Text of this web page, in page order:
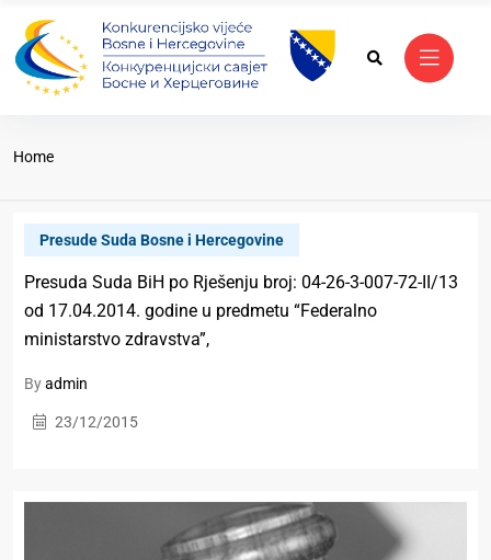
Home
Presude Suda Bosne i Hercegovine
Presuda Suda BiH po Rješenju broj: 04-26-3-007-72-II/13
od 17.04.2014. godine u predmetu “Federalno
ministarstvo zdravstva”,
Byadmin
23/12/2015